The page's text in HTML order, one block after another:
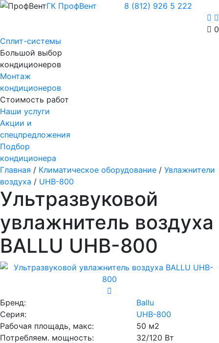
ГК ПрофВент 8 (812) 926 5 222
0
Сплит-системы
Большой выбор
кондиционеров
Монтаж
кондиционеров
Стоимость работ
Наши услуги
Акции и
спецпредложения
Подбор
кондиционера
Главная / Климатическое оборудование / Увлажнители
воздуха / UHB-800
Ультразвуковой
увлажнитель воздуха
BALLU UHB-800
Бренд:
Ballu
Серия:
UHB-800
Рабочая площадь, макс:
50 м2
Потребляем. мощность:
32/120 Вт